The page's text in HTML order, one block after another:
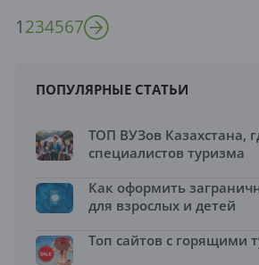
1234567
ПОПУЛЯРНЫЕ СТАТЬИ
ТОП ВУЗов Казахстана,
специалистов туризма
Как оформить
для взрослых и детей
Топ сайтов с горящими